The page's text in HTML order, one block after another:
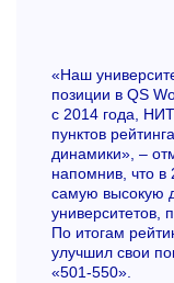
«Наш
позиции в QS
с 2014 года,
пунктов
динамики», ‒
напомнив, что в
самую высокую
университетов,
По итогам
улучшил свои
«501-550».